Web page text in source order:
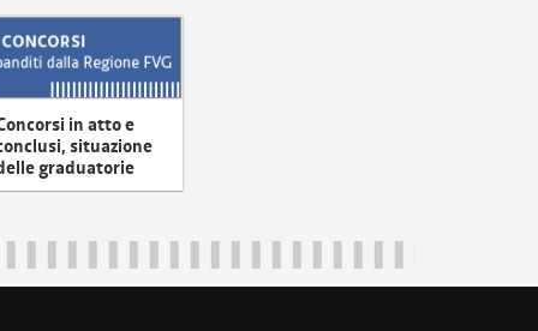
in atto e
situazione
graduatorie